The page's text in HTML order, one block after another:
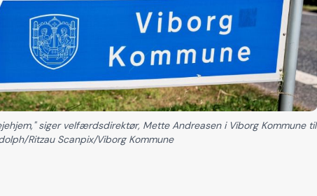
siger velfærdsdirektør, Mette Andreasen i Viborg Kommune til
Ritzau Scanpix/Viborg Kommune